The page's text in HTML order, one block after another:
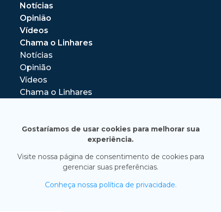
Notícias
Opinião
Vídeos
Chama o Linhares
Notícias
Opinião
Vídeos
Chama o Linhares
Gostaríamos de usar cookies para melhorar sua
experiência.
Visite nossa página de consentimento de cookies para
gerenciar suas preferências.
Conheça nossa política de privacidade.